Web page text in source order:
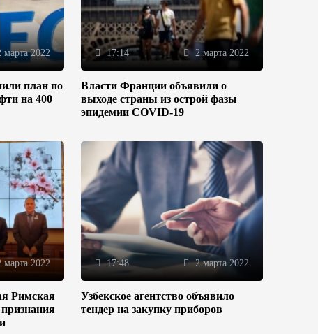
2022
план по
на 400
17:14 2 марта 2022
Власти Франции объявили о
выходе страны из острой фазы
эпидемии COVID-19
марта 2022
Римская
17:48 2 марта 2022
Узбекское агентство объявило
тендер на закупку приборов